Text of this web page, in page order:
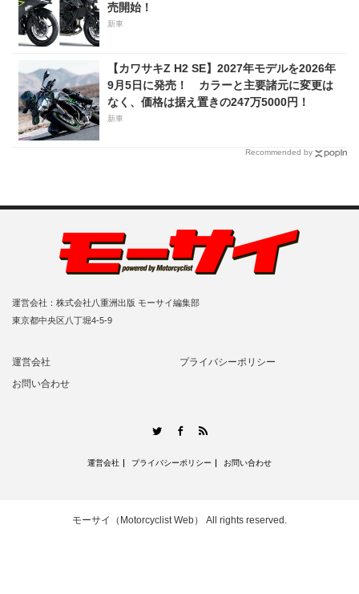
売開始！
新車
【カワサキZ H2 SE】2027年モデルを2026年
9月5日に発売！ カラーと主要諸元に変更は
なく、価格は据え置きの247万5000円！
新車
Recommended by
運営会社：株式会社八重洲出版 モーサイ編集部
東京都中央区八丁堀4-5-9
運営会社
プライバシーポリシー
お問い合わせ
TwitterFacebook
運営会社 プライバシーポリシー お問い合わせ
モーサイ（Motorcyclist Web） All rights reserved.